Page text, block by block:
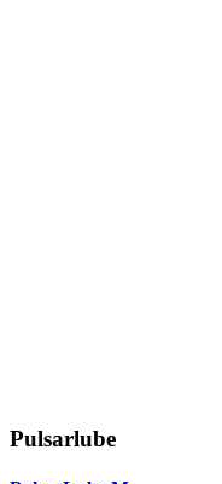
Pulsarlube